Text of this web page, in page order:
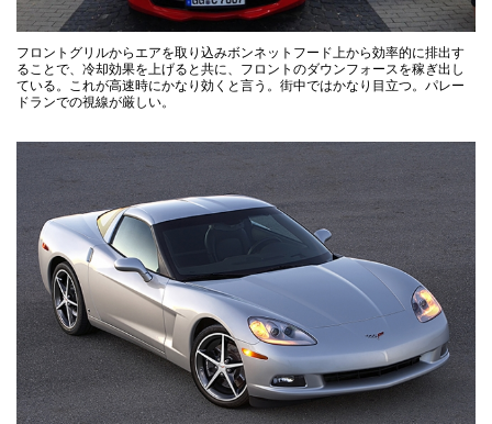
フロントグリルからエアを取り込みボンネットフード上から効率的に排出す
ることで、冷却効果を上げると共に、フロントのダウンフォースを稼ぎ出し
ている。これが高速時にかなり効くと言う。街中ではかなり目立つ。パレー
ドランでの視線が厳しい。